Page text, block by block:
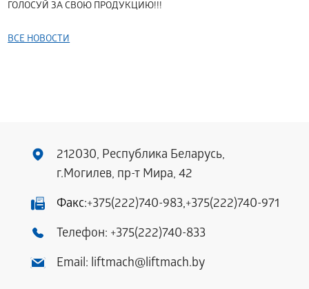
ГОЛОСУЙ ЗА СВОЮ ПРОДУКЦИЮ!!!
ВСЕ НОВОСТИ
212030, Республика Беларусь,
г.Могилев, пр-т Мира, 42
Факс:+375(222)740-983,+375(222)740-971
Телефон: +375(222)740-833
Email: liftmach@liftmach.by